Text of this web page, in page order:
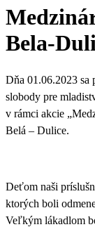
Bela-
Dňa 01.06.2023 sa
slobody pre
v rámci akcie
Belá – Dulice.
Deťom naši
ktorých boli
Veľkým lákadlom